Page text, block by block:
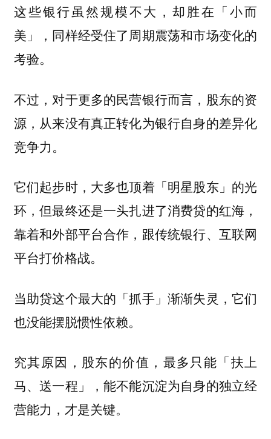
这些银行虽然规模不大，却胜在「小而
美」，同样经受住了周期震荡和市场变化的
考验。
不过，对于更多的民营银行而言，股东的资
源，从来没有真正转化为银行自身的差异化
竞争力。
它们起步时，大多也顶着「明星股东」的光
环，但最终还是一头扎进了消费贷的红海，
靠着和外部平台合作，跟传统银行、互联网
平台打价格战。
当助贷这个最大的「抓手」渐渐失灵，它们
也没能摆脱惯性依赖。
究其原因， 股东的价值，最多只能「扶上
马、送一程」，能不能沉淀为自身的独立经
营能力，才是关键。